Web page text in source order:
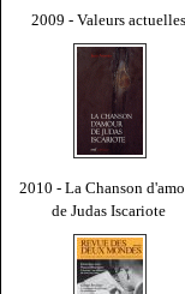
2009 - Valeurs actuelles
2010 - La Chanson
de Judas Iscariote